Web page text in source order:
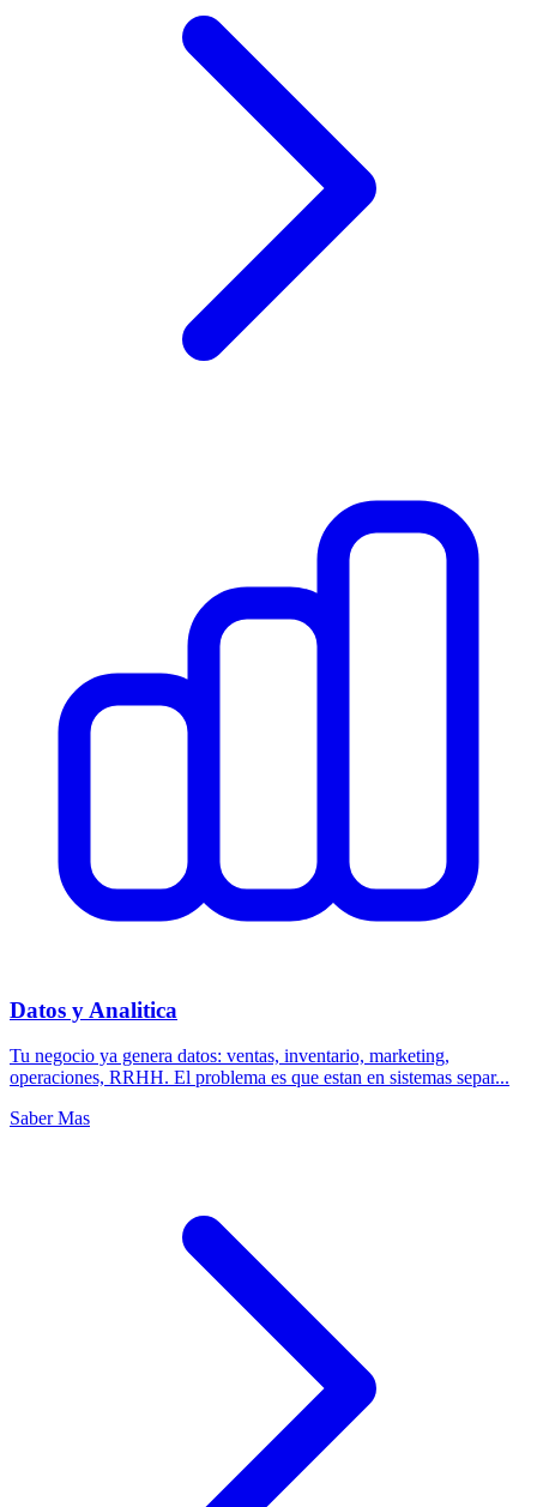
Datos y Analitica
Tu negocio ya genera datos: ventas, inventario, marketing,
operaciones, RRHH. El problema es que estan en sistemas separ...
Saber Mas